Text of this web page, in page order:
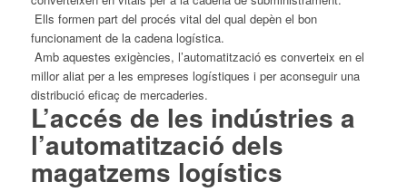
Ells formen part del procés vital del qual depèn el bon
funcionament de la cadena logística.
Amb aquestes exigències, l’automatització es converteix en el
millor aliat per a les empreses logístiques i per aconseguir una
distribució eficaç de mercaderies.
L’accés de les indústries a
l’automatització dels
magatzems logístics